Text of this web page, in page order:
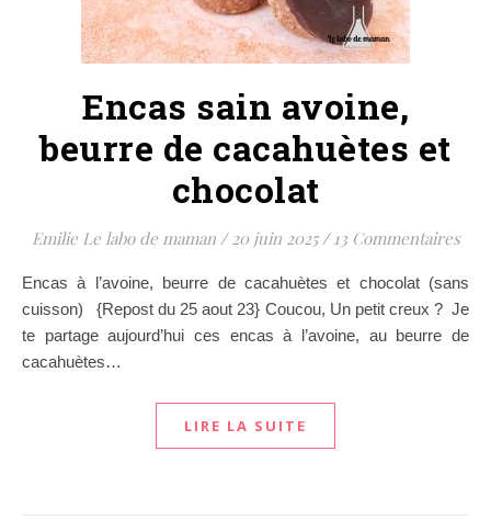
Encas sain avoine,
beurre de cacahuètes et
chocolat
Emilie Le labo de maman / 20 juin 2025 / 13 Commentaires
Encas à l’avoine, beurre de cacahuètes et chocolat (sans
cuisson) {Repost du 25 aout 23} Coucou, Un petit creux ? Je
te partage aujourd’hui ces encas à l’avoine, au beurre de
cacahuètes…
LIRE LA SUITE